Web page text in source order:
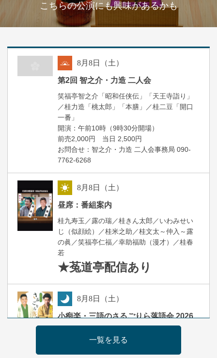
こちらの公演にも興味があるかも
8月8日（土）
第2回 智之介・力造 二人会
笑福亭智之介「昭和任侠伝」「天王寺詣り」
／桂力造「桃太郎」「本膳」／桂二豆「開口
一番」
開演：午前10時（9時30分開場）
前売2,000円 当日 2,500円
お問合せ：智之介・力造 二人会事務局 090-
7762-6268
8月8日（土）
昼席：番組案内
桂九寿玉／露の瑞／桂きん太郎／いわみせい
じ（似顔絵）／桂米之助／桂文太～仲入～露
の眞／笑福亭仁福／幸助福助（漫才）／桂春
若
★菟道亭配信あり
8月8日（土）
小痴楽・三語のさるごりら落語会 2026
開演：午後6時（5時30分開場）全席指定
前売3,500円 当日4,000円
一覧を見る